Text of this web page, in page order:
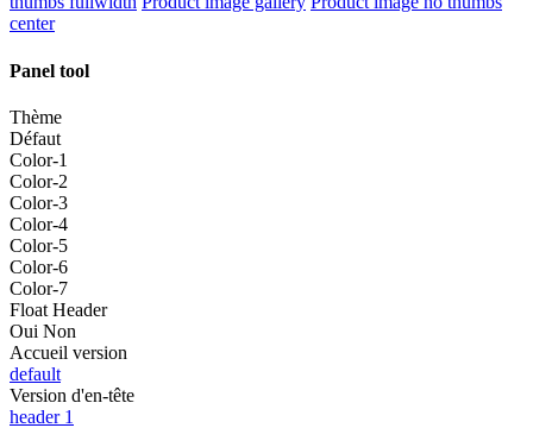
center
Panel tool
Thème
Défaut
Color-1
Color-2
Color-3
Color-4
Color-5
Color-6
Color-7
Float Header
Oui Non
Accueil version
default
Version d'en-tête
header 1